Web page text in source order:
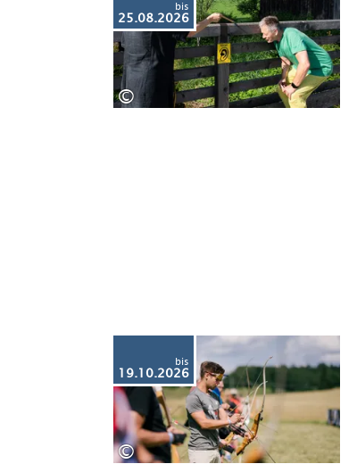
©
bis
25.08.2026
©
bis
19.10.2026